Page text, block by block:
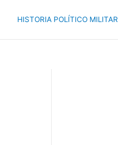
HISTORIA POLÍTICO MILITAR